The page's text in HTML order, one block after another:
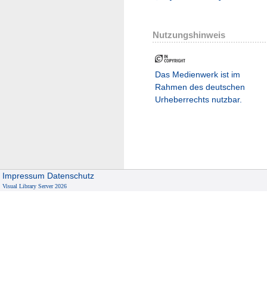
Nutzungshinweis
Das Medienwerk ist im
Rahmen des deutschen
Urheberrechts nutzbar.
Impressum Datenschutz
Visual Library Server 2026